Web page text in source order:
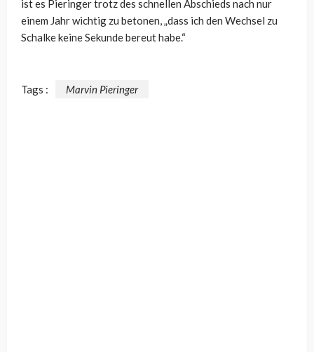
ist es Pieringer trotz des schnellen Abschieds nach nur
einem Jahr wichtig zu betonen, „dass ich den Wechsel zu
Schalke keine Sekunde bereut habe.“
Tags : Marvin Pieringer